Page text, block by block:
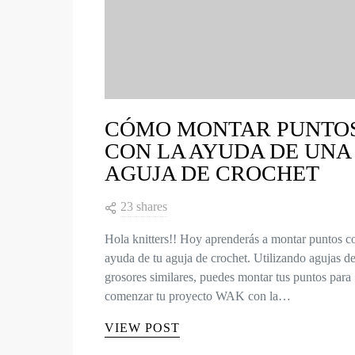
CÓMO MONTAR
CON LA AYUDA DE UNA
AGUJA DE CROCHET
23 shares
Hola knitters!! Hoy aprenderás a montar puntos
ayuda de tu aguja de crochet. Utilizando agujas de
grosores similares, puedes montar tus puntos para
comenzar tu proyecto WAK con la…
VIEW POST